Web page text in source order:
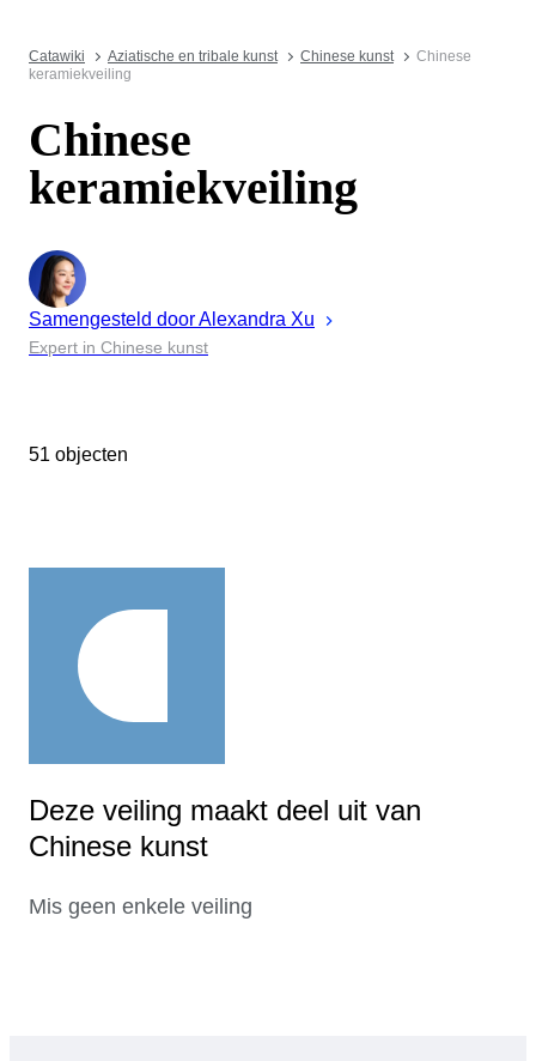
Catawiki Aziatische en tribale kunst Chinese kunst
Chinese
keramiekveiling
Chinese
keramiekveiling
Samengesteld doorAlexandra Xu
Expert in Chinese kunst
51 objecten
Deze veiling maakt deel uit van
Chinese kunst
Mis geen enkele veiling